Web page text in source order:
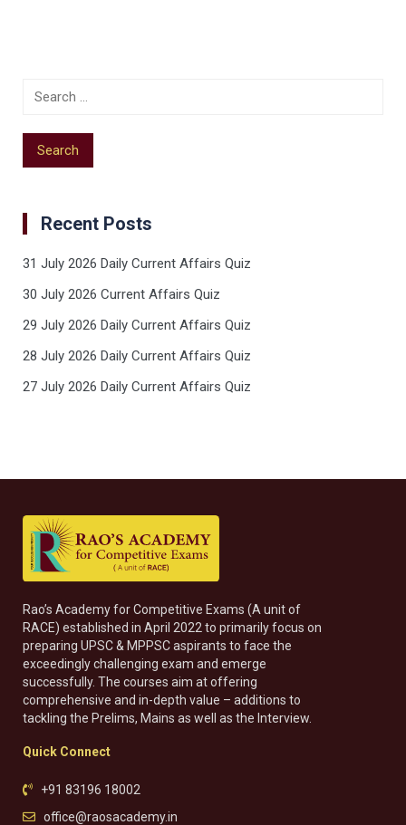
Recent Posts
31 July 2026 Daily Current Affairs Quiz
30 July 2026 Current Affairs Quiz
29 July 2026 Daily Current Affairs Quiz
28 July 2026 Daily Current Affairs Quiz
27 July 2026 Daily Current Affairs Quiz
Rao’s Academy for Competitive Exams (A unit of
RACE) established in April 2022 to primarily focus on
preparing UPSC & MPPSC aspirants to face the
exceedingly challenging exam and emerge
successfully. The courses aim at offering
comprehensive and in-depth value – additions to
tackling the Prelims, Mains as well as the Interview.
Quick Connect
+91 83196 18002
office@raosacademy.in